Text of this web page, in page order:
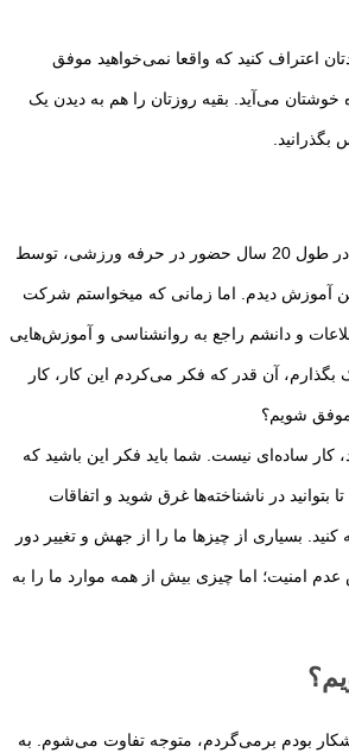
اعتراف کنید که واقعا نمی­‌خواهید موفق
خوشتان می­‌آید. بقیه روزتان را هم به دیدن یک
من از گذشته تا به حال و در طول 20 سال حضور در حرفه ورزشی، توسط
آموزش دیدم. اما زمانی که می­خواستم شرکت
و دانشم راجع به روانشناسی و آموزش­‌هایی
بگذارم، آن قدر که فکر می­‌کردم این کار، کار
شویم؟
کار ساده‌­ای نیست. شما باید فکر این باشید که
تا بتوانید در ناشناخته‌­ها غرق شوید و اتفاقات
کنید. بسیاری از چیزها ما را از جهش و تغییر دور
امنیت؛ اما چیزی بیش از همه موارد ما را به
بودم برمی­‌گردم، متوجه تفاوت می­‌شوم. به